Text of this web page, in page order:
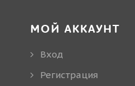
МОЙ АККАУНТ
Вход
Регистрация